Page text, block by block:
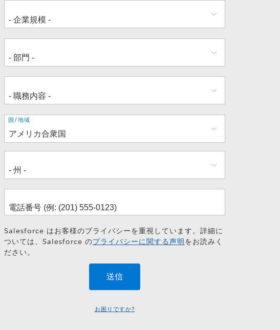
住
所
国/地域
Salesforce はお客様のプライバシーを重視しています。詳細に
ついては、Salesforce のプライバシーに関する声明をお読みく
ださい。
お困りですか?